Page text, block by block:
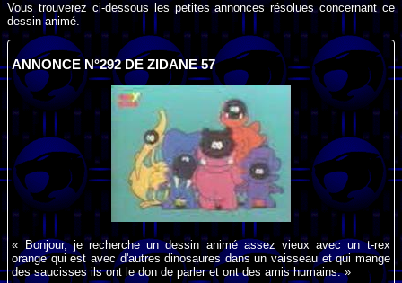
Vous trouverez ci-dessous les petites annonces résolues concernant ce
dessin animé.
ANNONCE N°292 DE ZIDANE 57
« Bonjour, je recherche un dessin animé assez vieux avec un t-rex
orange qui est avec d'autres dinosaures dans un vaisseau et qui mange
des saucisses ils ont le don de parler et ont des amis humains. »